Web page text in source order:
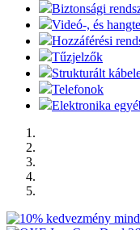
Biztonsági
Videó-, és
Hozzáférési
Tűzjelzők
Strukturált
Telefonok
Elektronika